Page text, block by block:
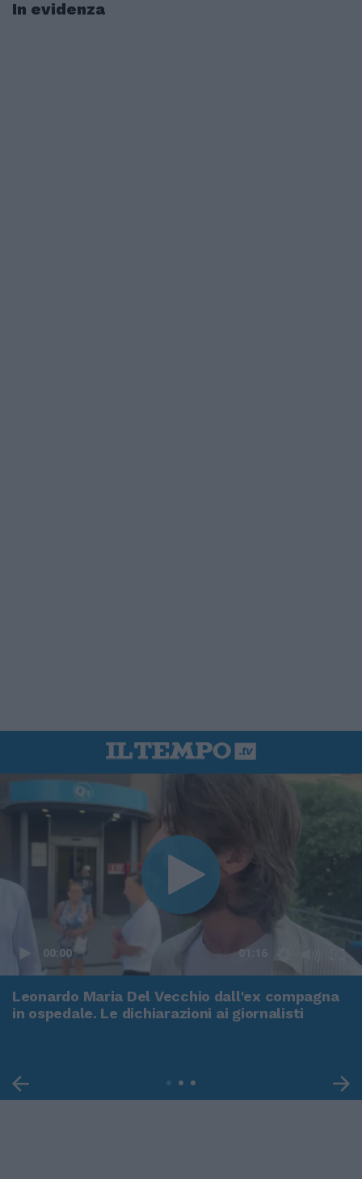
In evidenza
00:00 01:16
Leonardo Maria Del Vecchio dall'ex compagna
in ospedale. Le dichiarazioni ai giornalisti